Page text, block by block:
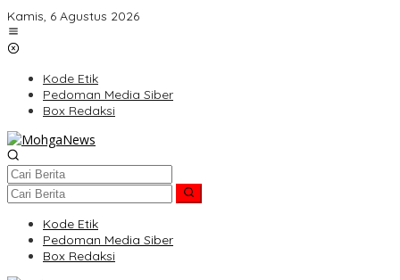
Lewati
ke
konten
Kamis, 6 Agustus 2026
Kode Etik
Pedoman Media Siber
Box Redaksi
Kode Etik
Pedoman Media Siber
Box Redaksi